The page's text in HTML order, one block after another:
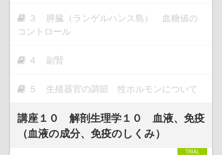
３ 膵臓（ランゲルハンス島） 血糖値の
コントロール
４ 副腎
５ 生殖器官の調節 性ホルモンについて
講座１０ 解剖生理学１０ 血液、免疫
（血液の成分、免疫のしくみ）